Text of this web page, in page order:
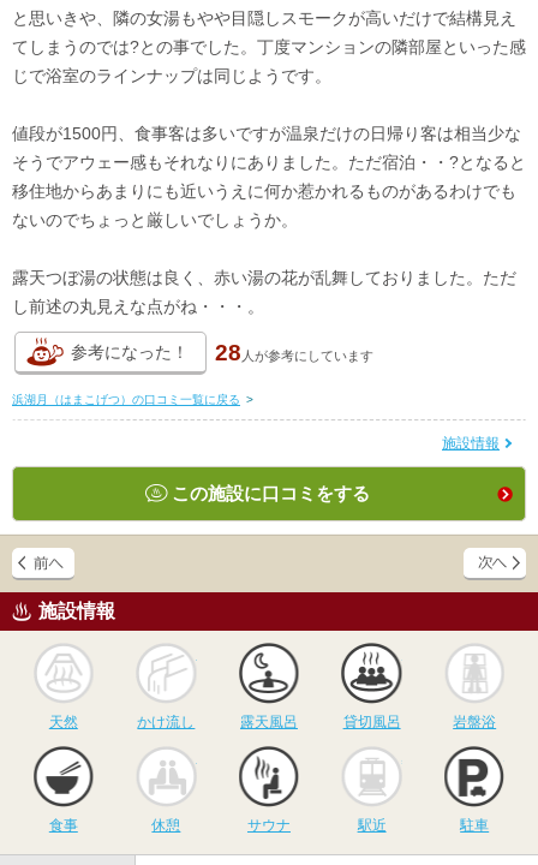
と思いきや、隣の女湯もやや目隠しスモークが高いだけで結構見え
てしまうのでは?との事でした。丁度マンションの隣部屋といった感
じで浴室のラインナップは同じようです。
値段が1500円、食事客は多いですが温泉だけの日帰り客は相当少な
そうでアウェー感もそれなりにありました。ただ宿泊・・?となると
移住地からあまりにも近いうえに何か惹かれるものがあるわけでも
ないのでちょっと厳しいでしょうか。
露天つぼ湯の状態は良く、赤い湯の花が乱舞しておりました。ただ
し前述の丸見えな点がね・・・。
参考になった！ 28 人が参考にしています
浜湖月（はまこげつ）の口コミ一覧に戻る >
施設情報
この施設に口コミをする
施設情報
天然
かけ流し
かけ流し
露天風呂
露天風呂
貸切風呂
貸切風呂 岩盤浴
食事 休憩
サウナ
サウナ 駅近 駐車